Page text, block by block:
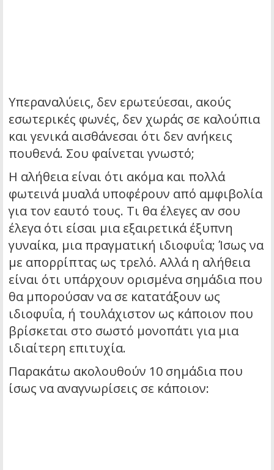
Υπεραναλύεις, δεν ερωτεύεσαι, ακούς
εσωτερικές φωνές, δεν χωράς σε καλούπια
και γενικά αισθάνεσαι ότι δεν ανήκεις
πουθενά. Σου φαίνεται γνωστό;
Η αλήθεια είναι ότι ακόμα και πολλά
φωτεινά μυαλά υποφέρουν από αμφιβολία
για τον εαυτό τους. Τι θα έλεγες αν σου
έλεγα ότι είσαι μια εξαιρετικά έξυπνη
γυναίκα, μια πραγματική ιδιοφυΐα; Ίσως να
με απορρίπτας ως τρελό. Αλλά η αλήθεια
είναι ότι υπάρχουν ορισμένα σημάδια που
θα μπορούσαν να σε κατατάξουν ως
ιδιοφυΐα, ή τουλάχιστον ως κάποιον που
βρίσκεται στο σωστό μονοπάτι για μια
ιδιαίτερη επιτυχία.
Παρακάτω ακολουθούν 10 σημάδια που
ίσως να αναγνωρίσεις σε κάποιον: